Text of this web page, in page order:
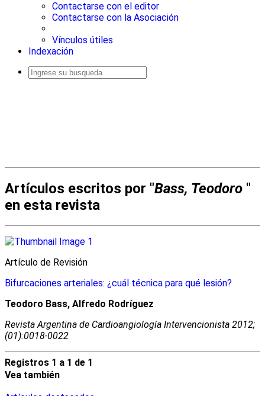
Contactarse con el editor
Contactarse con la Asociación
Vínculos útiles
Indexación
Artículos escritos por "Bass, Teodoro "
en esta revista
Artículo de Revisión
Bifurcaciones arteriales: ¿cuál técnica para qué lesión?
Teodoro Bass, Alfredo Rodríguez
Revista Argentina de Cardioangiologí­a Intervencionista 2012;
(01):0018-0022
Registros 1 a 1 de 1
Vea también